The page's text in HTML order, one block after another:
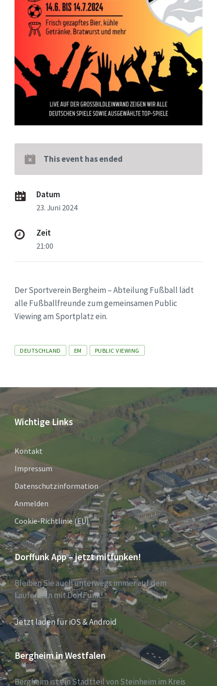
This event has ended
Datum
23. Juni 2024
Zeit
21:00
Der Sportverein Bergheim – Abteilung Fußball lädt
alle Fußballfreunde zum gemeinsamen Public
Viewing am Sportplatz ein.
Tags
DEUTSCHLAND EM PUBLIC VIEWING
Wichtige Links
Kontakt
Impressum
Datenschutzinformation
Anmelden
Cookie-Richtlinie (EU)
Dorffunk App – jetzt mitfunken!
Bleiben Sie auch unterwegs immer auf dem
Laufenden mit DorfFunk!
Jetzt laden für iOS & Android
Bergheim in Westfalen
Bergheim ist ein Stadtteil von Steinheim im Kreis